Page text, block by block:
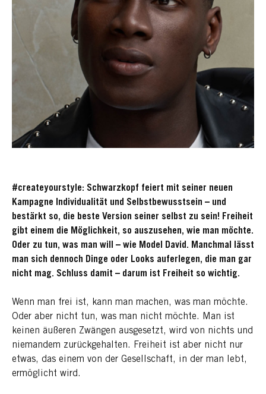
#createyourstyle: Schwarzkopf feiert mit seiner neuen
Kampagne Individualität und Selbstbewusstsein – und
bestärkt so, die beste Version seiner selbst zu sein! Freiheit
gibt einem die Möglichkeit, so auszusehen, wie man möchte.
Oder zu tun, was man will – wie Model David. Manchmal lässt
man sich dennoch Dinge oder Looks auferlegen, die man gar
nicht mag. Schluss damit – darum ist Freiheit so wichtig.
Wenn man frei ist, kann man machen, was man möchte.
Oder aber nicht tun, was man nicht möchte. Man ist
keinen äußeren Zwängen ausgesetzt, wird von nichts und
niemandem zurückgehalten. Freiheit ist aber nicht nur
etwas, das einem von der Gesellschaft, in der man lebt,
ermöglicht wird.